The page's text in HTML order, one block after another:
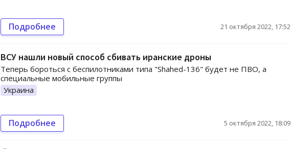
Подробнее 21 октября 2022, 17:52
ВСУ нашли новый способ сбивать иранские дроны
Теперь бороться с беспилотниками типа "Shahed-136" будет не ПВО, а
специальные мобильные группы
Украина
Подробнее 5 октября 2022, 18:09